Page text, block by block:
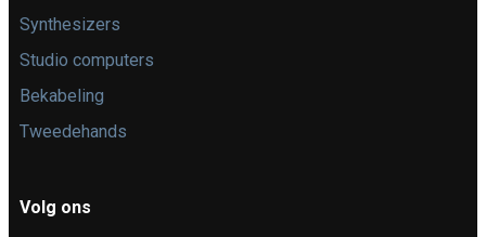
Synthesizers
Studio computers
Bekabeling
Tweedehands
Volg ons